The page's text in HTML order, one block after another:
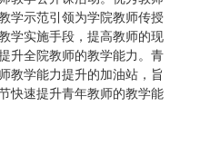
学示范引领为学院教师传授
学实施手段，提高教师的现
升全院教师的教学能力。青
教学能力提升的加油站，旨
快速提升青年教师的教学能